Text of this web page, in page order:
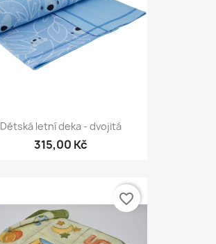
Dětská letní deka - dvojitá
315,00 Kč
favorite_border